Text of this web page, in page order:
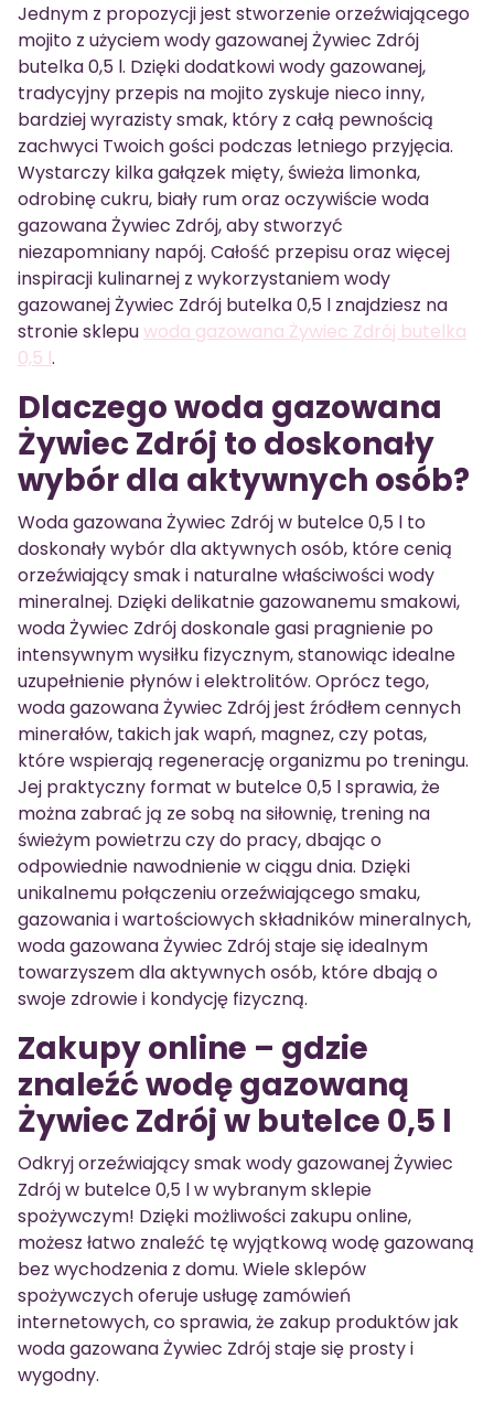
Jednym z propozycji jest stworzenie orzeźwiającego
mojito z użyciem wody gazowanej Żywiec Zdrój
butelka 0,5 l. Dzięki dodatkowi wody gazowanej,
tradycyjny przepis na mojito zyskuje nieco inny,
bardziej wyrazisty smak, który z całą pewnością
zachwyci Twoich gości podczas letniego przyjęcia.
Wystarczy kilka gałązek mięty, świeża limonka,
odrobinę cukru, biały rum oraz oczywiście woda
gazowana Żywiec Zdrój, aby stworzyć
niezapomniany napój. Całość przepisu oraz więcej
inspiracji kulinarnej z wykorzystaniem wody
gazowanej Żywiec Zdrój butelka 0,5 l znajdziesz na
stronie sklepuwoda gazowana Żywiec Zdrój butelka
0,5 l.
Dlaczego woda gazowana
Żywiec Zdrój to doskonały
wybór dla aktywnych osób?
Woda gazowana Żywiec Zdrój w butelce 0,5 l to
doskonały wybór dla aktywnych osób, które cenią
orzeźwiający smak i naturalne właściwości wody
mineralnej. Dzięki delikatnie gazowanemu smakowi,
woda Żywiec Zdrój doskonale gasi pragnienie po
intensywnym wysiłku fizycznym, stanowiąc idealne
uzupełnienie płynów i elektrolitów. Oprócz tego,
woda gazowana Żywiec Zdrój jest źródłem cennych
minerałów, takich jak wapń, magnez, czy potas,
które wspierają regenerację organizmu po treningu.
Jej praktyczny format w butelce 0,5 l sprawia, że
można zabrać ją ze sobą na siłownię, trening na
świeżym powietrzu czy do pracy, dbając o
odpowiednie nawodnienie w ciągu dnia. Dzięki
unikalnemu połączeniu orzeźwiającego smaku,
gazowania i wartościowych składników mineralnych,
woda gazowana Żywiec Zdrój staje się idealnym
towarzyszem dla aktywnych osób, które dbają o
swoje zdrowie i kondycję fizyczną.
Zakupy online – gdzie
znaleźć wodę gazowaną
Żywiec Zdrój w butelce 0,5 l
Odkryj orzeźwiający smak wody gazowanej Żywiec
Zdrój w butelce 0,5 l w wybranym sklepie
spożywczym! Dzięki możliwości zakupu online,
możesz łatwo znaleźć tę wyjątkową wodę gazowaną
bez wychodzenia z domu. Wiele sklepów
spożywczych oferuje usługę zamówień
internetowych, co sprawia, że zakup produktów jak
woda gazowana Żywiec Zdrój staje się prosty i
wygodny.